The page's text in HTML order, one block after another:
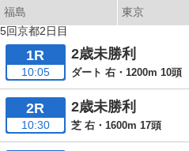
福島 東京
5回京都2日目
1R
10:05
2歳未勝利
ダート 右・1200m 10頭
2R
10:30
2歳未勝利
芝 右・1600m 17頭